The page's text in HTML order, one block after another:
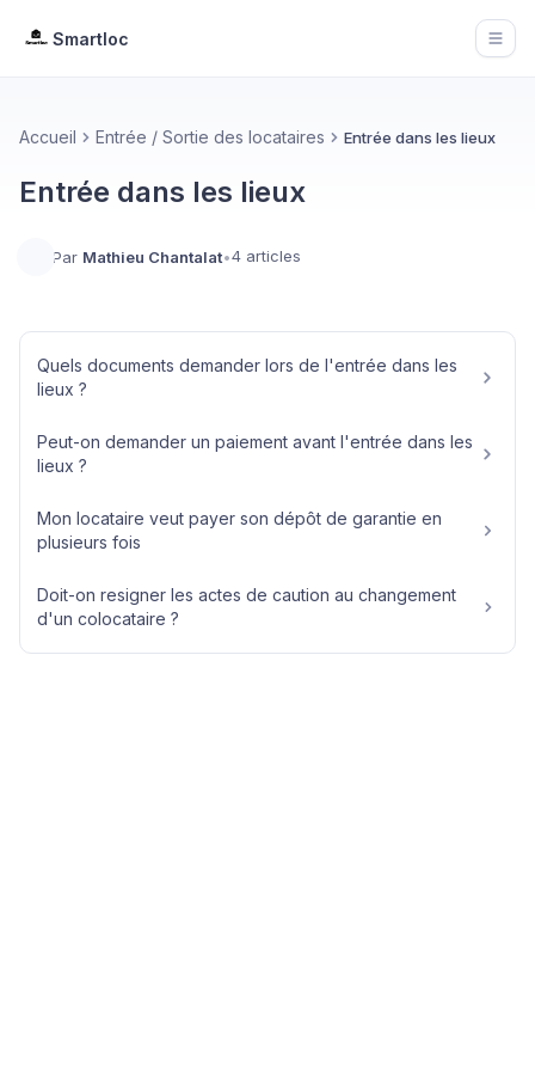
Smartloc
Accueil Entrée / Sortie des locataires Entrée dans les lieux
Entrée dans les lieux
Par Mathieu Chantalat•4 articles
Quels documents demander lors de l'entrée dans les
lieux ?
Peut-on demander un paiement avant l'entrée dans les
lieux ?
Mon locataire veut payer son dépôt de garantie en
plusieurs fois
Doit-on resigner les actes de caution au changement
d'un colocataire ?